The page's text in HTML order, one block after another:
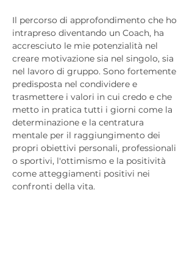
Il percorso di approfondimento che ho
intrapreso diventando un Coach, ha
accresciuto le mie potenzialità nel
creare motivazione sia nel singolo, sia
nel lavoro di gruppo. Sono fortemente
predisposta nel condividere e
trasmettere i valori in cui credo e che
metto in pratica tutti i giorni come la
determinazione e la centratura
mentale per il raggiungimento dei
propri obiettivi personali, professionali
o sportivi, l'ottimismo e la positività
come atteggiamenti positivi nei
confronti della vita.